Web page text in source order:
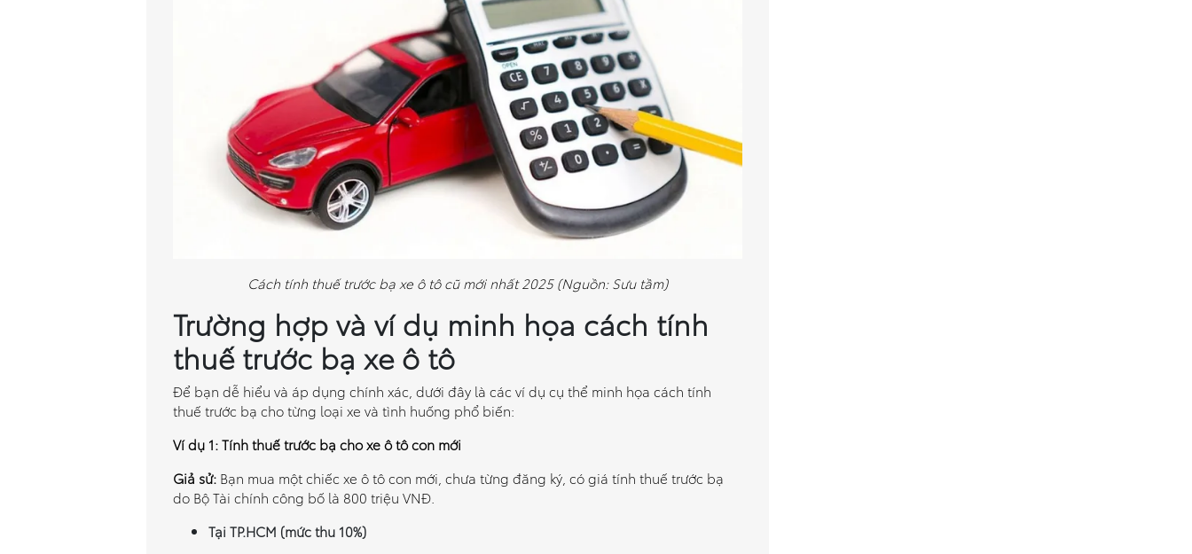
Cách tính thuế trước bạ xe ô tô cũ mới nhất 2025 (Nguồn: Sưu tầm)
Trường hợp và ví dụ minh họa cách tính
thuế trước bạ xe ô tô
Để bạn dễ hiểu và áp dụng chính xác, dưới đây là các ví dụ cụ thể minh họa cách tính
thuế trước bạ cho từng loại xe và tình huống phổ biến:
Ví dụ 1: Tính thuế trước bạ cho xe ô tô con mới
Giả sử: Bạn mua một chiếc xe ô tô con mới, chưa từng đăng ký, có giá tính thuế trước bạ
do Bộ Tài chính công bố là 800 triệu VNĐ.
Tại TP.HCM (mức thu 10%)